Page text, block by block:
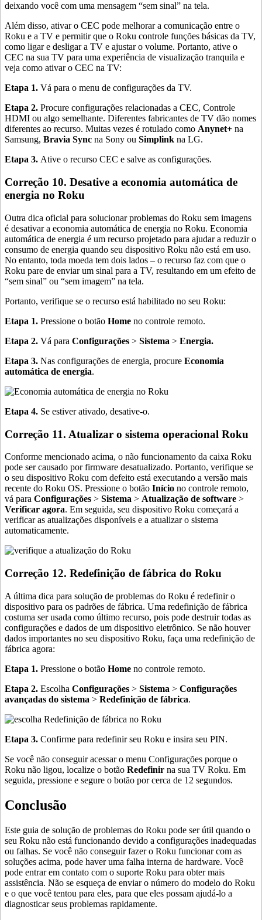
deixando você com uma mensagem “sem sinal” na tela.
Além disso, ativar o CEC pode melhorar a comunicação entre o
Roku e a TV e permitir que o Roku controle funções básicas da TV,
como ligar e desligar a TV e ajustar o volume. Portanto, ative o
CEC na sua TV para uma experiência de visualização tranquila e
veja como ativar o CEC na TV:
Etapa 1. Vá para o menu de configurações da TV.
Etapa 2. Procure configurações relacionadas a CEC, Controle
HDMI ou algo semelhante. Diferentes fabricantes de TV dão nomes
diferentes ao recurso. Muitas vezes é rotulado como Anynet+ na
Samsung, Bravia Sync na Sony ou Simplink na LG.
Etapa 3. Ative o recurso CEC e salve as configurações.
Correção 10. Desative a economia automática de
energia no Roku
Outra dica oficial para solucionar problemas do Roku sem imagens
é desativar a economia automática de energia no Roku. Economia
automática de energia é um recurso projetado para ajudar a reduzir o
consumo de energia quando seu dispositivo Roku não está em uso.
No entanto, toda moeda tem dois lados – o recurso faz com que o
Roku pare de enviar um sinal para a TV, resultando em um efeito de
“sem sinal” ou “sem imagem” na tela.
Portanto, verifique se o recurso está habilitado no seu Roku:
Etapa 1. Pressione o botão Home no controle remoto.
Etapa 2. Vá para Configurações > Sistema > Energia.
Etapa 3. Nas configurações de energia, procure Economia
automática de energia.
Etapa 4. Se estiver ativado, desative-o.
Correção 11. Atualizar o sistema operacional Roku
Conforme mencionado acima, o não funcionamento da caixa Roku
pode ser causado por firmware desatualizado. Portanto, verifique se
o seu dispositivo Roku com defeito está executando a versão mais
recente do Roku OS. Pressione o botão Início no controle remoto,
vá para Configurações > Sistema > Atualização de software >
Verificar agora. Em seguida, seu dispositivo Roku começará a
verificar as atualizações disponíveis e a atualizar o sistema
automaticamente.
Correção 12. Redefinição de fábrica do Roku
A última dica para solução de problemas do Roku é redefinir o
dispositivo para os padrões de fábrica. Uma redefinição de fábrica
costuma ser usada como último recurso, pois pode destruir todas as
configurações e dados de um dispositivo eletrônico. Se não houver
dados importantes no seu dispositivo Roku, faça uma redefinição de
fábrica agora:
Etapa 1. Pressione o botão Home no controle remoto.
Etapa 2. Escolha Configurações > Sistema > Configurações
avançadas do sistema > Redefinição de fábrica.
Etapa 3. Confirme para redefinir seu Roku e insira seu PIN.
Se você não conseguir acessar o menu Configurações porque o
Roku não ligou, localize o botão Redefinir na sua TV Roku. Em
seguida, pressione e segure o botão por cerca de 12 segundos.
Conclusão
Este guia de solução de problemas do Roku pode ser útil quando o
seu Roku não está funcionando devido a configurações inadequadas
ou falhas. Se você não conseguir fazer o Roku funcionar com as
soluções acima, pode haver uma falha interna de hardware. Você
pode entrar em contato com o suporte Roku para obter mais
assistência. Não se esqueça de enviar o número do modelo do Roku
e o que você tentou para eles, para que eles possam ajudá-lo a
diagnosticar seus problemas rapidamente.